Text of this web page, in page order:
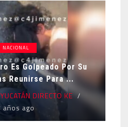
NACIONAL
Es Golpeado Por Su
Reunirse Para ...
DIRECTO KE
años ago